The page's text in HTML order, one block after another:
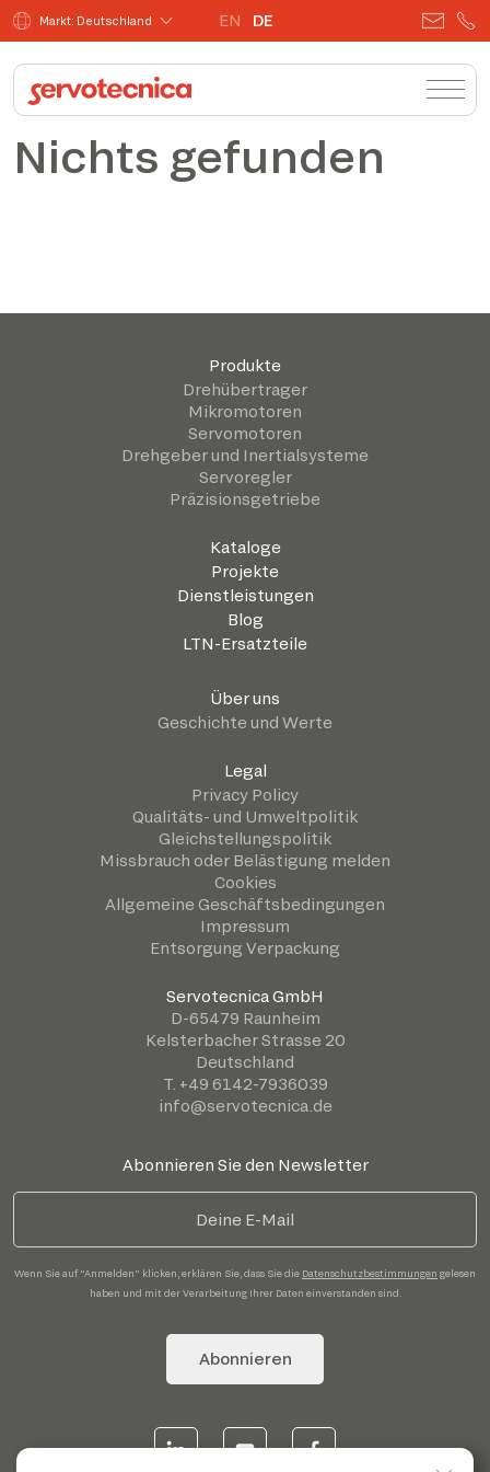
Markt: Deutschland EN DE
Nichts gefunden
Produkte
Drehübertrager
Mikromotoren
Servomotoren
Drehgeber und Inertialsysteme
Servoregler
Präzisionsgetriebe
Kataloge
Projekte
Dienstleistungen
Blog
LTN-Ersatzteile
Über uns
Geschichte und Werte
Legal
Privacy Policy
Qualitäts- und Umweltpolitik
Gleichstellungspolitik
Missbrauch oder Belästigung melden
Cookies
Allgemeine Geschäftsbedingungen
Impressum
Entsorgung Verpackung
Servotecnica GmbH
D-65479 Raunheim
Kelsterbacher Strasse 20
Deutschland
T. +49 6142-7936039
info@servotecnica.de
Abonnieren Sie den Newsletter
Wenn Sie auf "Anmelden" klicken, erklären Sie, dass Sie die Datenschutzbestimmungen gelesen
haben und mit der Verarbeitung Ihrer Daten einverstanden sind.
Abonnieren